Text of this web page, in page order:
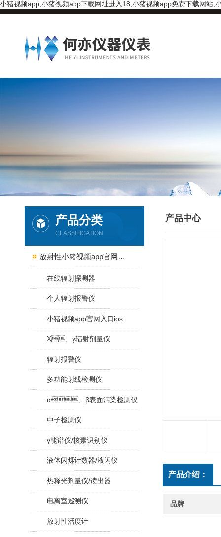
小猪视频app,小猪视频app下载网址进入18,小猪视频app免费下载网站,
产品分类
CLASSIFICATION
放射性小猪视频app官网入口ios
在线辐射探测器
个人辐射报警仪
小猪视频app官网入口ios
X、γ辐射剂量仪
辐射报警仪
多功能射线检测仪
α、β表面污染检测仪
中子检测仪
γ能谱仪/核素识别仪
液体闪烁计数器/液闪仪
热释光剂量仪/读出器
电离室巡测仪
放射性活度计
产品中心
产品介绍：
品牌